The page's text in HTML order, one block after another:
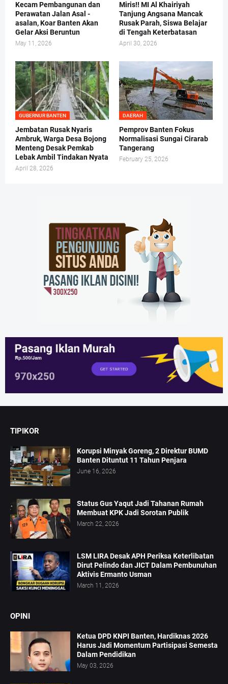
Kecam Pembangunan dan
Perawatan Jalan Asal -
asalan, Koar Banten Akan
Gelar Aksi Beruntun
May 11, 2026
Miris!! MI Al Khairiyah
Tanjung Angsana Mancak
Rusak Parah, Siswa Belajar
di Tengah Keterbatasan
April 30, 2026
GUBERNUR BANTEN
Jembatan Rusak Nyaris
Ambruk, Warga Desa Bojong
Menteng Desak Pemkab
Lebak Ambil Tindakan Nyata
April 28, 2026
DAERAH
Pemprov Banten Fokus
Normalisasi Sungai Cirarab
Tangerang
February 25, 2026
TIPIKOR
Korupsi Minyak Goreng, 2 Direktur BUMD
Banten Dituntut 11 Tahun Penjara
June 16, 2026
Status Gus Yaqut Jadi Tahanan Rumah
Membuat KPK Jadi Sorotan Publik
March 22, 2026
LSM LIRA Desak APH Periksa Keterlibatan
Dirut Pelindo dan JICT Dalam Pembunuhan
Aktivis Ermanto Usman
March 11, 2026
OPINI
Ketua DPD KNPI Banten, Hardiknas 2026
Harus Jadi Momentum Partisipasi Semesta
Dalam Pendidikan
May 03, 2026